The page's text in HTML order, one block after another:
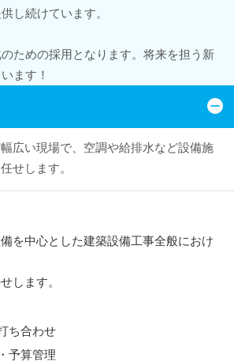
し続けています。
ための採用となります。将来を担う新
ます！
広い現場で、空調や給排水など設備施
せします。
を中心とした建築設備工事全般におけ
します。
ち合わせ
予算管理